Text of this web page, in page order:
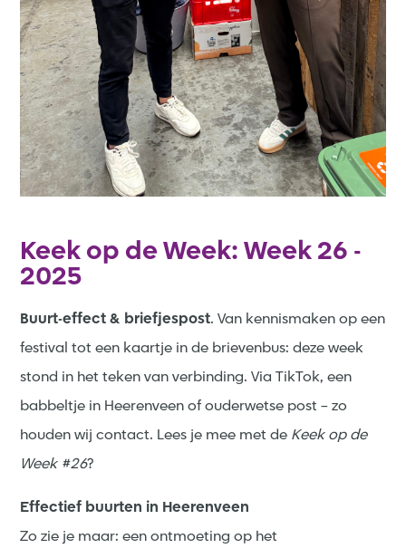
Keek op de Week: Week 26 -
2025
Buurt-effect & briefjespost. Van kennismaken op een
festival tot een kaartje in de brievenbus: deze week
stond in het teken van verbinding. Via TikTok, een
babbeltje in Heerenveen of ouderwetse post – zo
houden wij contact. Lees je mee met de Keek op de
Week #26?
Effectief buurten in Heerenveen
Zo zie je maar: een ontmoeting op het